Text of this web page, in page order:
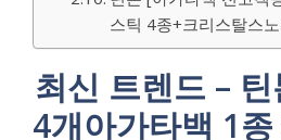
스틱 4종+크리스탈스
최신 트렌드 –
4개아가타백 1